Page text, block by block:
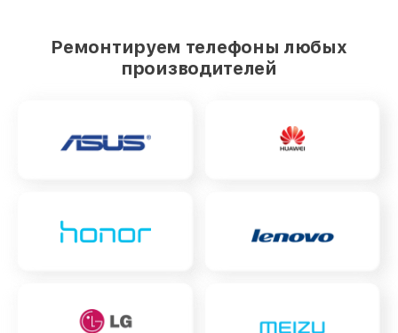
Ремонтируем телефоны любых
производителей